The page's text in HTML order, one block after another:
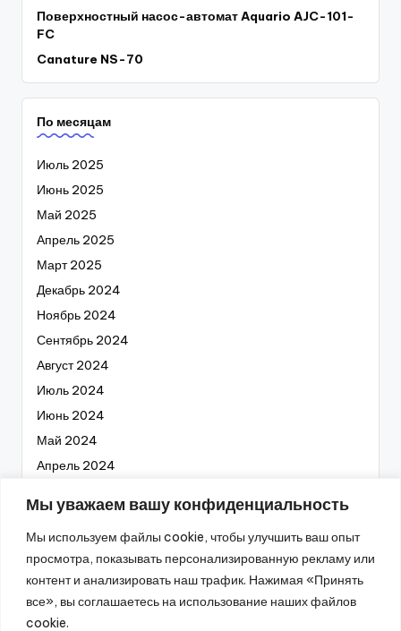
Мы уважаем вашу конфиденциальность
Мы используем файлы cookie, чтобы улучшить ваш опыт
просмотра, показывать персонализированную рекламу или
контент и анализировать наш трафик. Нажимая «Принять
все», вы соглашаетесь на использование наших файлов
cookie.
Поверхностный насос-автомат Aquario AJC-101-
FC
Canature NS-70
По месяцам
Июль 2025
Июнь 2025
Май 2025
Апрель 2025
Март 2025
Декабрь 2024
Ноябрь 2024
Сентябрь 2024
Август 2024
Июль 2024
Июнь 2024
Май 2024
Апрель 2024
Февраль 2024
Январь 2024
Декабрь 2023
Октябрь 2023